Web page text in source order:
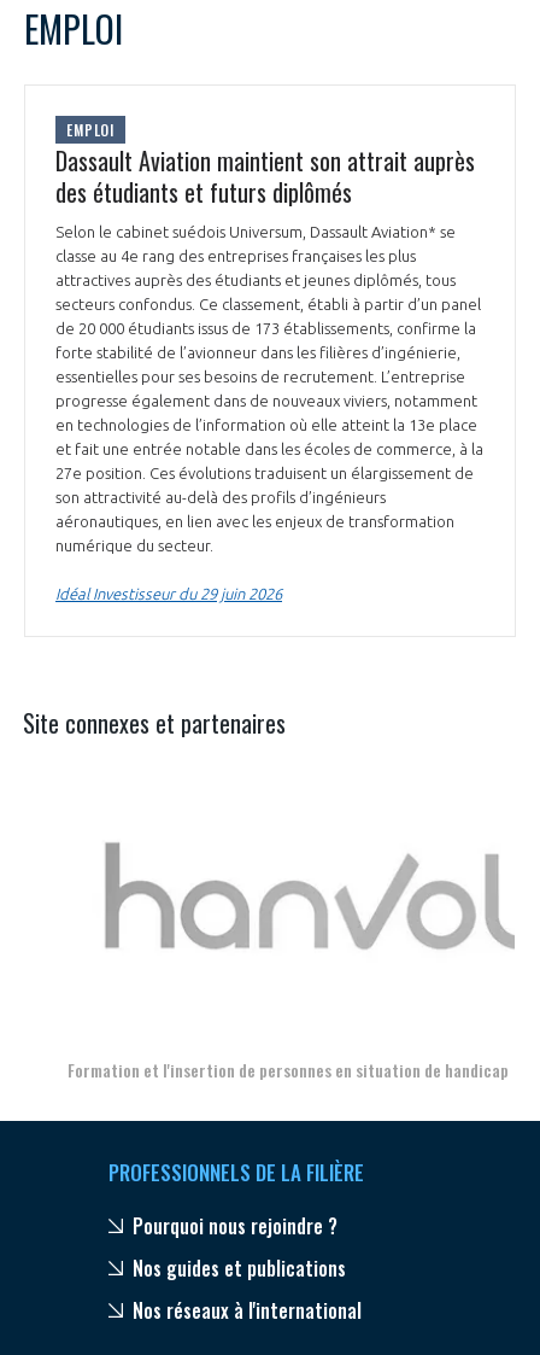
EMPLOI
EMPLOI
Dassault Aviation maintient son attrait auprès
des étudiants et futurs diplômés
Selon le cabinet suédois Universum, Dassault Aviation* se
classe au 4e rang des entreprises françaises les plus
attractives auprès des étudiants et jeunes diplômés, tous
secteurs confondus. Ce classement, établi à partir d’un panel
de 20 000 étudiants issus de 173 établissements, confirme la
forte stabilité de l’avionneur dans les filières d’ingénierie,
essentielles pour ses besoins de recrutement. L’entreprise
progresse également dans de nouveaux viviers, notamment
en technologies de l’information où elle atteint la 13e place
et fait une entrée notable dans les écoles de commerce, à la
27e position. Ces évolutions traduisent un élargissement de
son attractivité au-delà des profils d’ingénieurs
aéronautiques, en lien avec les enjeux de transformation
numérique du secteur.
Idéal Investisseur du 29 juin 2026
Site connexes et partenaires
Formation et l'insertion de personnes en situation de handicap
PROFESSIONNELS DE LA FILIÈRE
Pourquoi nous rejoindre ?
Nos guides et publications
Nos réseaux à l'international